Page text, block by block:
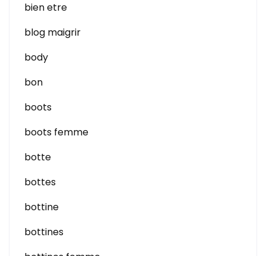
bien etre
blog maigrir
body
bon
boots
boots femme
botte
bottes
bottine
bottines